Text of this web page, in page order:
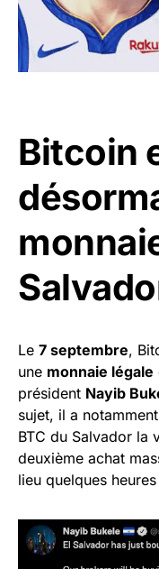
Bitcoin
Le 7 septembre,
une monnaie légale
président Nayib
sujet, il a
BTC du Salvador la
deuxième achat
lieu quelques